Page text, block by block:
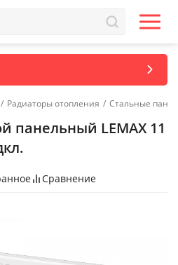
/ Радиаторы отопления / Стальные
панельный LEMAX 11
Сравнение